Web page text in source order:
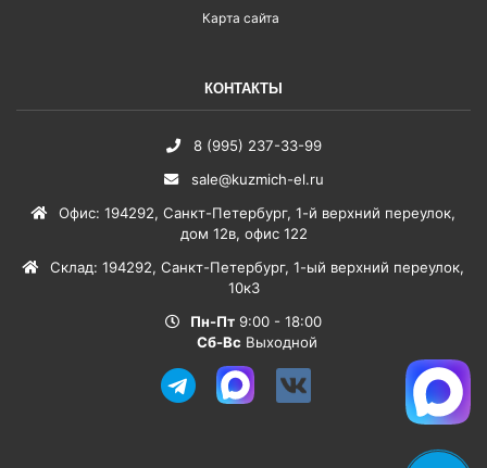
Карта сайта
КОНТАКТЫ
8 (995) 237-33-99
sale@kuzmich-el.ru
Офис: 194292, Санкт-Петербург, 1-й верхний переулок,
дом 12в, офис 122
Склад: 194292, Санкт-Петербург, 1-ый верхний переулок,
10к3
Пн-Пт 9:00 - 18:00
Сб-Вс Выходной